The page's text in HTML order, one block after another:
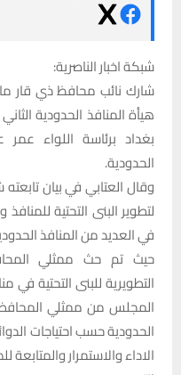
شبكة اخبار الناصرية:
شارك نائب محافظ ذي قار
بغداد برئاسة اللواء عمر
الحدودية.
وقال العتابي في بيان تابعته
لتطوير البنى التحتية
في العديد من المنافذ
حيث تم حث ممثلي
التطويرية للبنى التحتية
المجلس من ممثلي
الحدودية حسب احتياجات
الاداء والاستمرار والمتابعة